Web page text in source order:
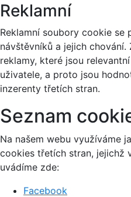
Reklamní
Reklamní soubory cookie se
návštěvníků a jejich
reklamy, které jsou
uživatele, a proto jsou
inzerenty třetích stran.
Seznam
Na našem webu využíváme
cookies třetích stran, jejichž
uvádíme zde:
Facebook